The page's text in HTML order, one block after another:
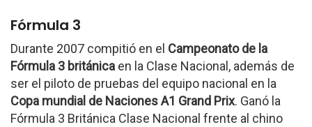
Fórmula 3
Durante 2007 compitió en el Campeonato de la
Fórmula 3 británica en la Clase Nacional, además de
ser el piloto de pruebas del equipo nacional en la
Copa mundial de Naciones A1 Grand Prix. Ganó la
Fórmula 3 Británica Clase Nacional frente al chino